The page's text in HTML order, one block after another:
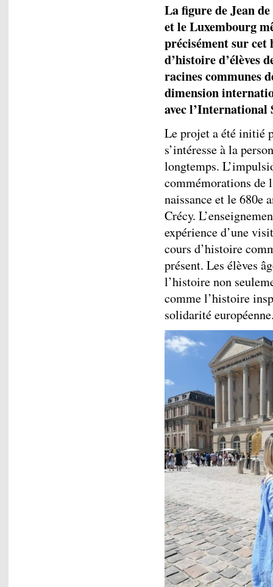
La figure de Jean
et le Luxembourg
précisément sur
d’histoire d’élèves
racines communes
dimension
avec l’International
Le projet a été initié
s’intéresse à la
longtemps.
commémorations de
naissance et le 680e
Crécy.
expérience d’une
cours d’histoire
présent. Les élèves
l’histoire non
comme l’histoire
solidarité